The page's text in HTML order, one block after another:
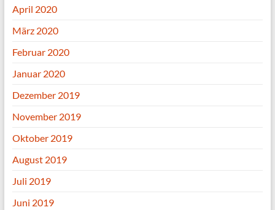
April 2020
März 2020
Februar 2020
Januar 2020
Dezember 2019
November 2019
Oktober 2019
August 2019
Juli 2019
Juni 2019